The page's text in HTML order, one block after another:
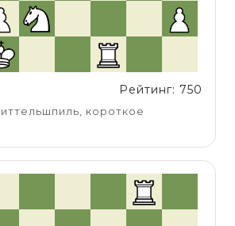
Рейтинг: 750
короткое